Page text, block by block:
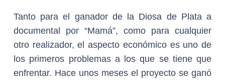
Tanto para el ganador de la Diosa de Plata a
documental por “Mamá”, como para cualquier
otro realizador, el aspecto económico es uno de
los primeros problemas a los que se tiene que
enfrentar. Hace unos meses el proyecto se ganó